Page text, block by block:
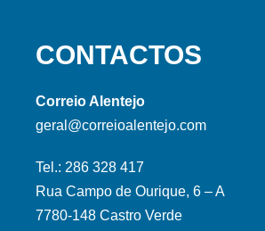
CONTACTOS
Correio Alentejo
geral@correioalentejo.com
Tel.: 286 328 417
Rua Campo de Ourique, 6 – A
7780-148 Castro Verde